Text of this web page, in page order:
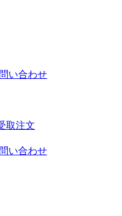
い合わせ
取注文
い合わせ